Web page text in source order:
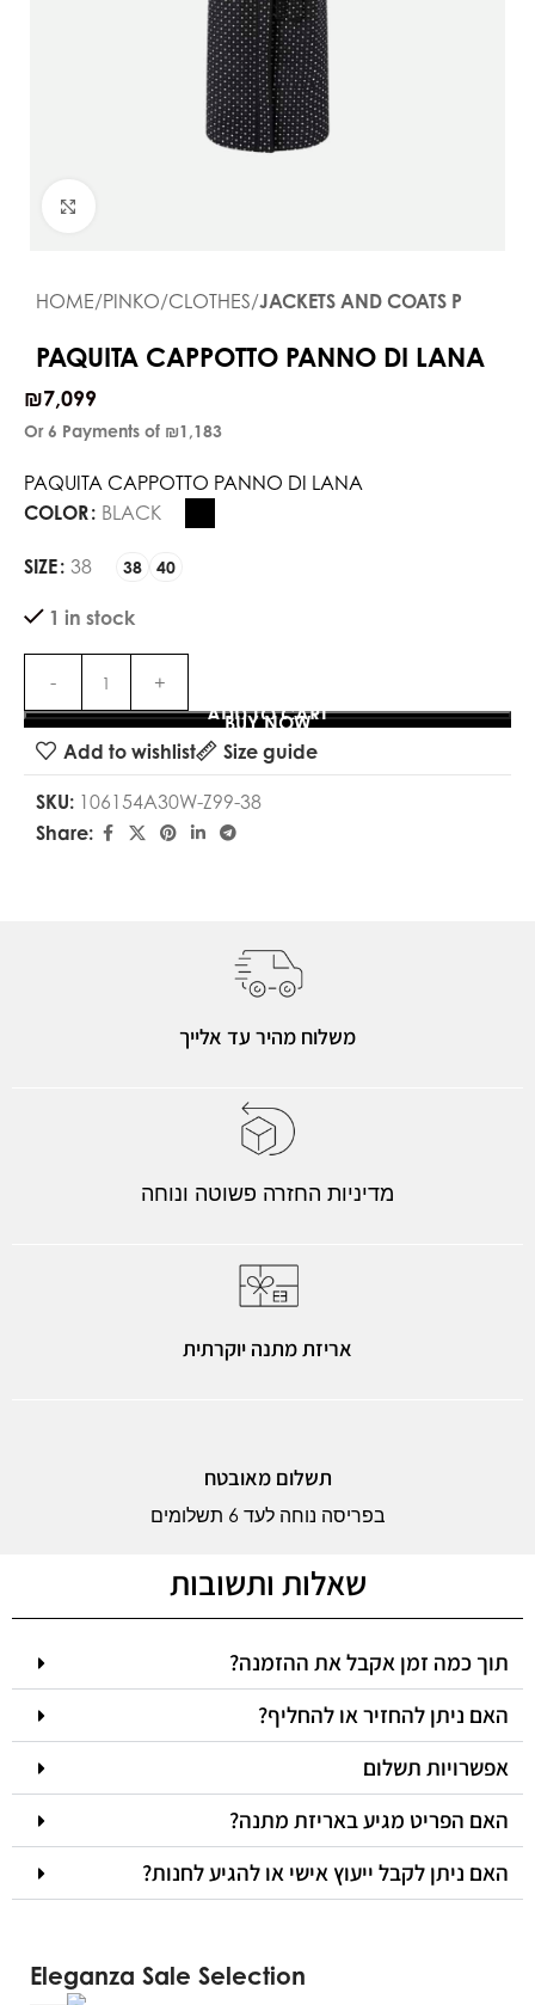
HOME PINKO CLOTHES JACKETS AND COATS P
PAQUITA CAPPOTTO PANNO DI LANA
₪7,099
Or 6 Payments of ₪1,183
PAQUITA CAPPOTTO PANNO DI LANA
COLOR BLACK
SIZE 38 38 40
1 in stock
ADD TO CART
BUY NOW
Add to wishlist
Size guide
SKU: 106154A30W-Z99-38
Share:
משלוח מהיר עד אלייך
מדיניות החזרה פשוטה ונוחה
אריזת מתנה יוקרתית
תשלום מאובטח
בפריסה נוחה לעד 6 תשלומים
שאלות ותשובות
תוך כמה זמן אקבל את ההזמנה?
האם ניתן להחזיר או להחליף?
אפשרויות תשלום
האם הפריט מגיע באריזת מתנה?
האם ניתן לקבל ייעוץ אישי או להגיע לחנות?
Eleganza Sale Selection